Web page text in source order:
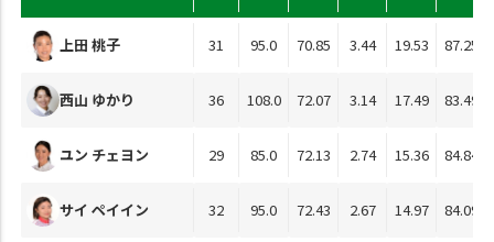
上田 桃子 31 95.0 70.85 3.44 19.53 87.25
西山 ゆかり 36 108.0 72.07 3.14 17.49 83.49
ユン チェヨン 29 85.0 72.13 2.74 15.36 84.84
サイ ペイイン 32 95.0 72.43 2.67 14.97 84.09